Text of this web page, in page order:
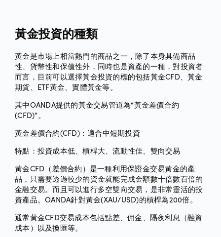
黃金投資的種類
黃金是市場上相當熱門的商品之一，除了本身具備商品
性、貨幣性和保值性外，同時也是資產的一種，對投資者
而言，目前可以選擇黃金投資的標的包括黃金CFD、黃金
期貨、ETF黃金、實體黃金等。
其中OANDA提供的黃金交易管道為“黃金差價合約
(CFD)”。
黃金差價合約(CFD)：適合中短期投資
特點：投資成本低、槓桿大、流動性佳、雙向交易
黃金CFD（差價合約）是一種利用保證金交易黃金的產
品，只需要透過較少的資金就能完成金額數十倍數百倍的
金融交易。而且可以進行多空雙向交易，是非常靈活的投
資產品。OANDA針對黃金(XAU/USD)的槓桿為200倍。
通常黃金CFD交易成本包括點差、佣金、隔夜利息（融資
成本）以及換匯等。